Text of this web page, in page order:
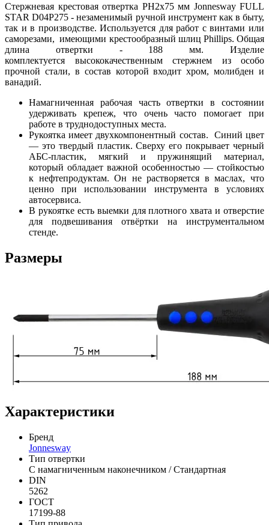
Стержневая крестовая отвертка PH2х75 мм Jonnesway FULL
STAR D04P275 - незаменимый ручной инструмент как в быту,
так и в производстве. Используется для работ с винтами или
саморезами, имеющими крестообразный шлиц Phillips. Общая
длина отвертки - 188 мм. Изделие
комплектуется высококачественным стержнем из особо
прочной стали, в состав которой входит хром, молибден и
ванадий.
Намагниченная рабочая часть отвертки в состоянии
удерживать крепеж, что очень часто помогает при
работе в труднодоступных места.
Рукоятка имеет двухкомпонентный состав. Синий цвет
— это твердый пластик. Сверху его покрывает черный
АБС-пластик, мягкий и пружинящий материал,
который обладает важной особенностью — стойкостью
к нефтепродуктам. Он не растворяется в маслах, что
ценно при использовании инструмента в условиях
автосервиса.
В рукоятке есть выемки для плотного хвата и отверстие
для подвешивания отвёртки на инструментальном
стенде.
Размеры
Характеристики
Бренд
Jonnesway
Тип отвертки
С намагниченным наконечником / Стандартная
DIN
5262
ГОСТ
17199-88